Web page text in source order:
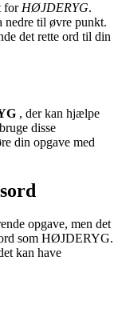
for HØJDERYG.
nedre til øvre punkt.
det rette ord til din
, der kan hjælpe
disse
din opgave med
opgave, men det
som HØJDERYG.
kan have